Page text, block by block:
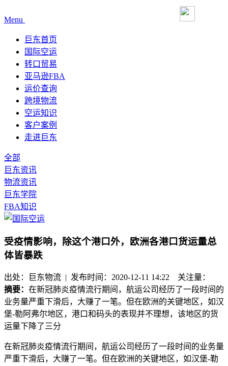
Menu
巨东首页
国际空运
转口贸易
亚马逊FBA
运价查询
跨境物流
空运知识
客户案例
走进巨东
全部
巨东资讯
物流资讯
巨东学院
FBA知识
受疫情影响，除这个港口外，欧洲各港口货运量总
体皆暴跌
出处：巨东物流 | 发布时间：2020-12-11 14:22 关注量：
摘要： 在新冠肺炎疫情流行期间，航运公司经历了一段时间的
业务量严重下滑后，大赚了一笔。但在欧洲的关键地区，如汉
堡-勒阿弗尔地区，港口和码头的表现并不理想，该地区的货
运量下降了三分
在新冠肺炎疫情流行期间，航运公司经历了一段时间的业务量
严重下滑后，大赚了一笔。但在欧洲的关键地区，如汉堡-勒